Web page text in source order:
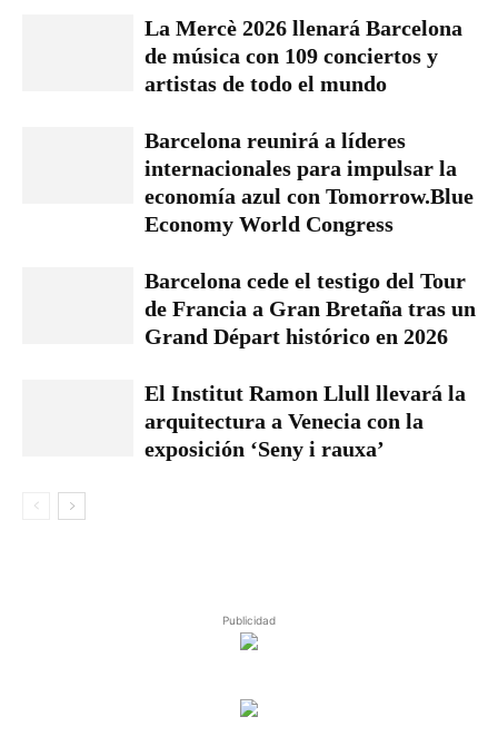
La Mercè 2026 llenará Barcelona
de música con 109 conciertos y
artistas de todo el mundo
Barcelona reunirá a líderes
internacionales para impulsar la
economía azul con Tomorrow.Blue
Economy World Congress
Barcelona cede el testigo del Tour
de Francia a Gran Bretaña tras un
Grand Départ histórico en 2026
El Institut Ramon Llull llevará la
arquitectura a Venecia con la
exposición ‘Seny i rauxa’
Publicidad